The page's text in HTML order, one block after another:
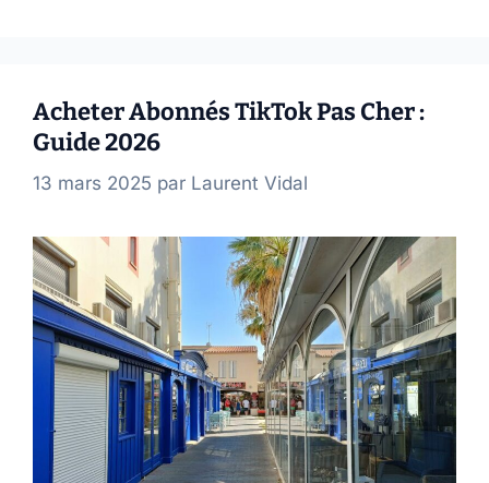
Acheter Abonnés TikTok Pas Cher :
Guide 2026
13 mars 2025 par Laurent Vidal